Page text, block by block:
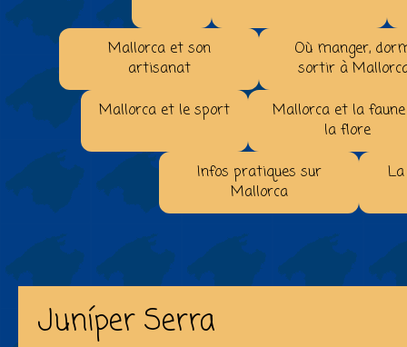
Mallorca et son
artisanat
Où manger,
sortir à
Mallorca et le sport
Mallorca et la
la flore
Infos pratiques sur
Mallorca
Juníper Serra